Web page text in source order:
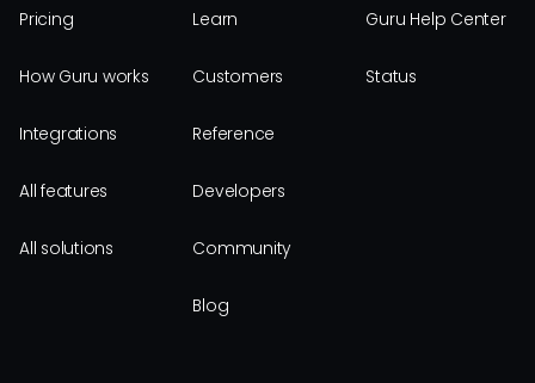
Pricing
How Guru works
Integrations
All features
All solutions
Learn
Customers
Reference
Developers
Community
Blog
Guru Help Center
Status